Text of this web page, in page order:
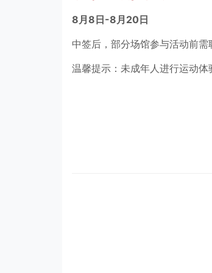
8月8日-8月20日
中签后，部分场馆参与活动前需
温馨提示：未成年人进行运动体